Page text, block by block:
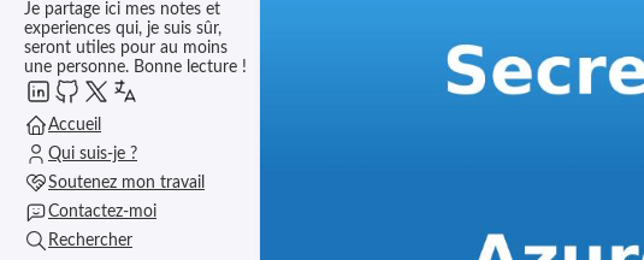
Je partage ici mes notes et
experiences qui, je suis sûr,
seront utiles pour au moins
une personne. Bonne lecture !
Accueil
Qui suis-je ?
Soutenez mon travail
Contactez-moi
Rechercher